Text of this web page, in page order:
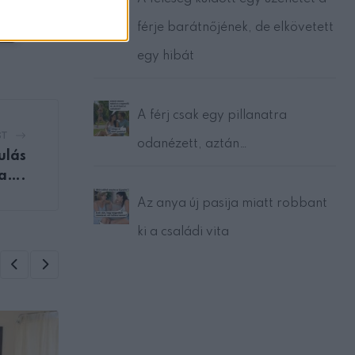
férje barátnőjének, de elkövetett
egy hibát
A férj csak egy pillanatra
odanézett, aztán…
Az anya új pasija miatt robbant
ki a családi vita